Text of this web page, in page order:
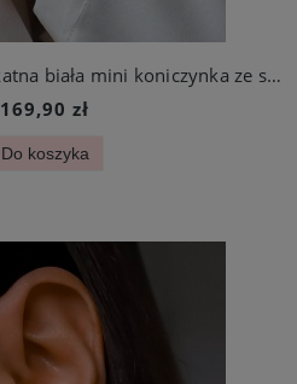
Bransoletka złota delikatna biała mini koniczynka ze stali szlachetnej
169,90 zł
Do koszyka